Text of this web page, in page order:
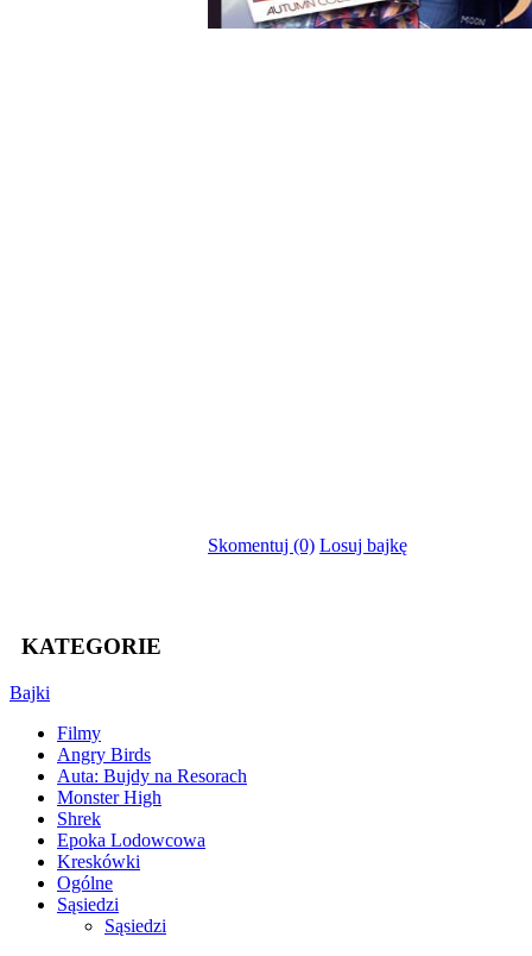
Skomentuj (0) Losuj bajkę
KATEGORIE
Bajki
Filmy
Angry Birds
Auta: Bujdy na Resorach
Monster High
Shrek
Epoka Lodowcowa
Kreskówki
Ogólne
Sąsiedzi
Sąsiedzi